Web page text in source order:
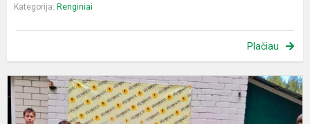
Kategorija: Renginiai
Plačiau